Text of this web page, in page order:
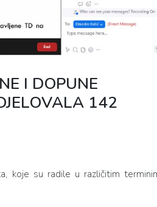
I DOPUNE
142
koje su radile u različitim